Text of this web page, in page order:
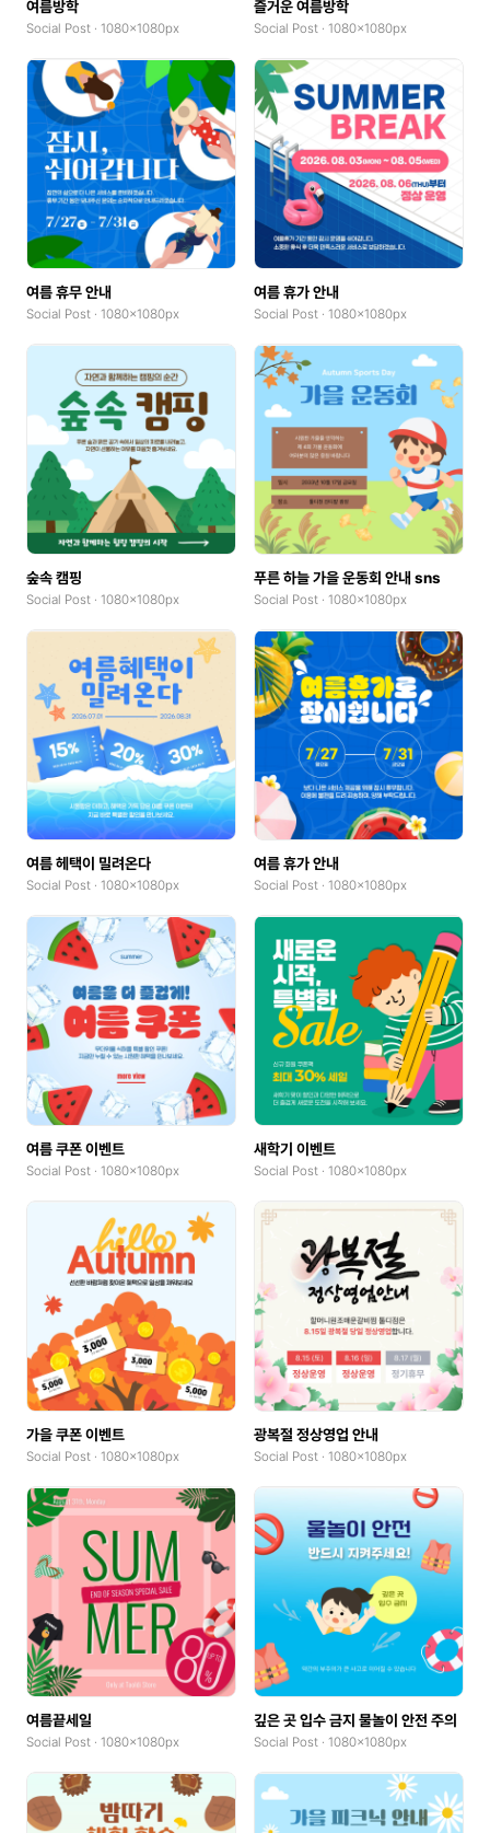
여름방학
Social Post · 1080x1080px
즐거운 여름방학
Social Post · 1080x1080px
여름 휴무 안내
Social Post · 1080x1080px
여름 휴가 안내
Social Post · 1080x1080px
숲속 캠핑
Social Post · 1080x1080px
푸른 하늘 가을 운동회 안내 sns
Social Post · 1080x1080px
여름 헤택이 밀려온다
Social Post · 1080x1080px
여름 휴가 안내
Social Post · 1080x1080px
여름 쿠폰 이벤트
Social Post · 1080x1080px
새학기 이벤트
Social Post · 1080x1080px
가을 쿠폰 이벤트
Social Post · 1080x1080px
광복절 정상영업 안내
Social Post · 1080x1080px
여름끝세일
Social Post · 1080x1080px
깊은 곳 입수 금지 물놀이 안전 주의
Social Post · 1080x1080px